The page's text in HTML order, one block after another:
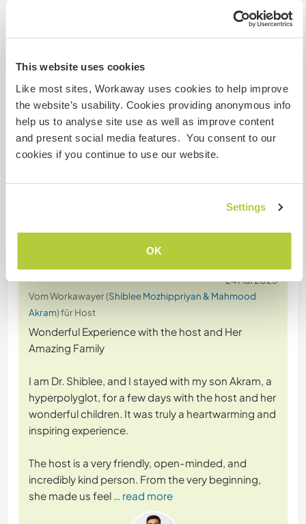
This website uses cookies
Like most sites, Workaway uses cookies to help improve
the website’s usability. Cookies providing anonymous info
help us to analyse site use as well as improve content
and present social media features. You consent to our
cookies if you continue to use our website.
Settings
OK
Chatte mit Workawayern, die diesen
Gastgeber besucht haben
24 Mai 2025
Vom Workawayer (Shiblee Mozhippriyan & Mahmood
Akram) für Host
Wonderful Experience with the host and Her
Amazing Family
I am Dr. Shiblee, and I stayed with my son Akram, a
hyperpolyglot, for a few days with the host and her
wonderful children. It was truly a heartwarming and
inspiring experience.
The host is a very friendly, open-minded, and
incredibly kind person. From the very beginning,
she made us feel … read more